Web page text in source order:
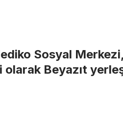
Sosyal
olarak Beyazıt